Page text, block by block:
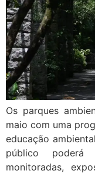
Os parques
maio com uma
educação
público
monitoradas,